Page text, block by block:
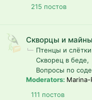
215 постов
Скворцы и майны
Птенцы и
Скворец в беде
Вопросы по
Moderators:
111 постов